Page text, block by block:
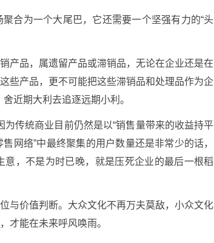
合为一个大尾巴，它还需要一个坚强有力的“头
产品，属遗留产品或滞销品，无论在企业还是在
些产品，更不可能把这些滞销品和处理品作为企
近期大利去追逐远期小利。
传统商业目前仍然是以“销售量带来的收益持平
网络”中最终聚集的用户数量还是非常少的话，
意，不是为时已晚，就是压死企业的最后一根稻
与价值判断。大众文化不再万夫莫敌，小众文化
才能在未来呼风唤雨。